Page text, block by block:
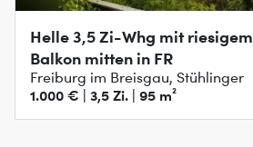
Helle 3,5 Zi-Whg mit riesigem
Balkon mitten in FR
Freiburg im Breisgau, Stühlinger
1.000 € | 3,5 Zi. | 95 m²